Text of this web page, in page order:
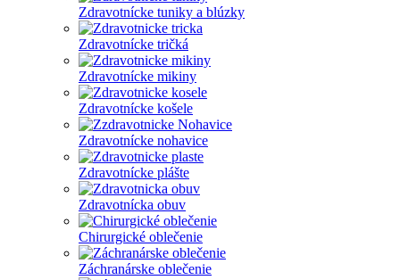
Zdravotnícke tuniky a blúzky
Zdravotnícke tričká
Zdravotnícke mikiny
Zdravotnícke košele
Zdravotnícke nohavice
Zdravotnícke plášte
Zdravotnícka obuv
Chirurgické oblečenie
Záchranárske oblečenie